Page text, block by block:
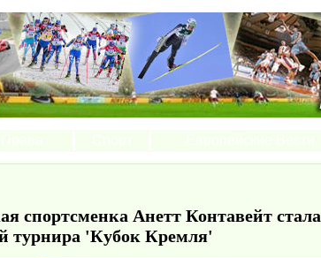
спортсменка Анетт Контавейт стала
турнира 'Кубок Кремля'